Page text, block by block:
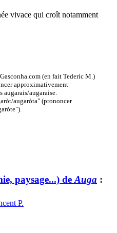
vivace qui croît notamment
(en fait Tederic M.)
approximativement
augarais/augaraise.
augaròta" (prononcer
paysage...) de Auga :
P.